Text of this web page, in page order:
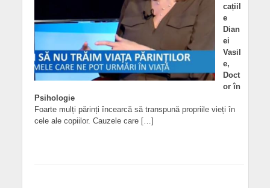
cațiil
e
Dian
ei
Vasil
e,
Doct
or în
Psihologie
Foarte mulți părinți încearcă să transpună propriile vieți în
cele ale copiilor. Cauzele care […]